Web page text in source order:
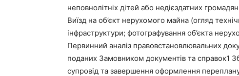
неповнолітніх дітей або недієздатних
Виїзд на об’єкт нерухомого майна (огляд
інфраструктури; фотографування об’єкта
Первинний аналіз правовстановлювальних
поданих Замовником документів та справок1
супровід та завершення оформлення